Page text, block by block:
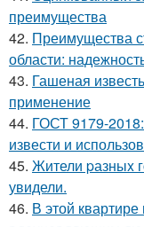
преимущества
42. Преимущества
области:
43. Гашеная
применение
44. ГОСТ 9179-2018:
извести и
45. Жители pазныx
увидели.
46. В этой